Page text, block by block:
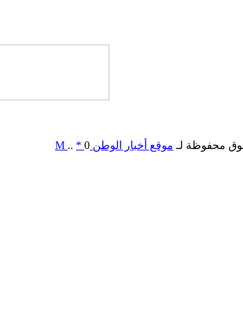
M .. * محفوظة لـ موقع أخبار الوطن 0